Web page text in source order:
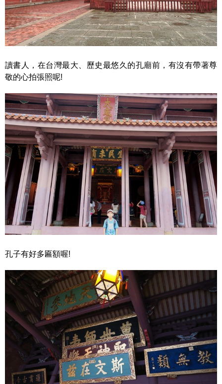
讀書人，在台灣最大、歷史最悠久的孔廟前，有沒有帶著尊
敬的心拍張照呢!
孔子有好多匾額喔!